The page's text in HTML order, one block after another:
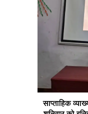
साप्ताहिक